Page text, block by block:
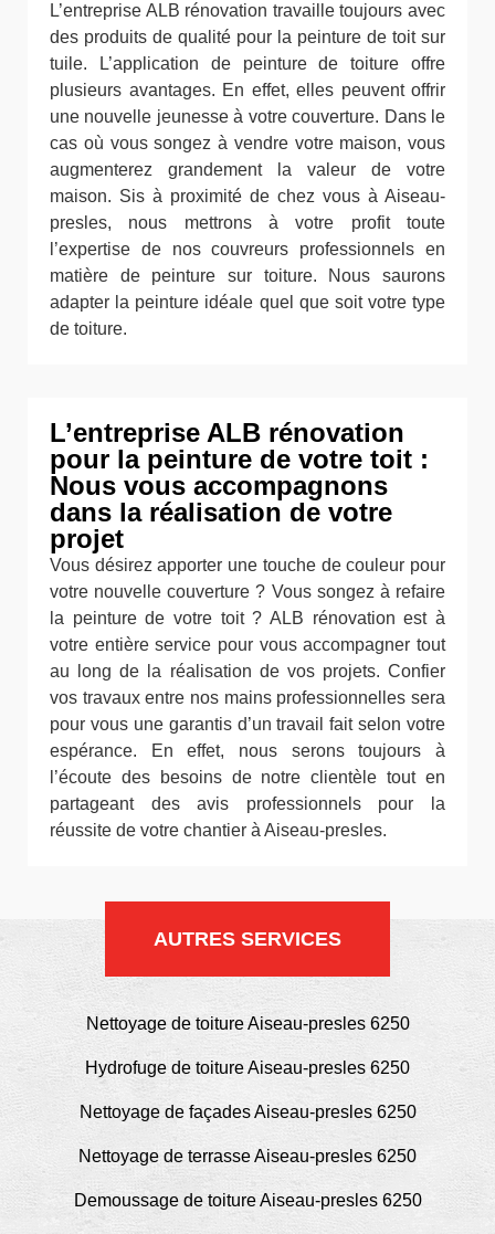
L’entreprise ALB rénovation travaille toujours avec
des produits de qualité pour la peinture de toit sur
tuile. L’application de peinture de toiture offre
plusieurs avantages. En effet, elles peuvent offrir
une nouvelle jeunesse à votre couverture. Dans le
cas où vous songez à vendre votre maison, vous
augmenterez grandement la valeur de votre
maison. Sis à proximité de chez vous à Aiseau-
presles, nous mettrons à votre profit toute
l’expertise de nos couvreurs professionnels en
matière de peinture sur toiture. Nous saurons
adapter la peinture idéale quel que soit votre type
de toiture.
L’entreprise ALB rénovation
pour la peinture de votre toit :
Nous vous accompagnons
dans la réalisation de votre
projet
Vous désirez apporter une touche de couleur pour
votre nouvelle couverture ? Vous songez à refaire
la peinture de votre toit ? ALB rénovation est à
votre entière service pour vous accompagner tout
au long de la réalisation de vos projets. Confier
vos travaux entre nos mains professionnelles sera
pour vous une garantis d’un travail fait selon votre
espérance. En effet, nous serons toujours à
l’écoute des besoins de notre clientèle tout en
partageant des avis professionnels pour la
réussite de votre chantier à Aiseau-presles.
AUTRES SERVICES
Nettoyage de toiture Aiseau-presles 6250
Hydrofuge de toiture Aiseau-presles 6250
Nettoyage de façades Aiseau-presles 6250
Nettoyage de terrasse Aiseau-presles 6250
Demoussage de toiture Aiseau-presles 6250